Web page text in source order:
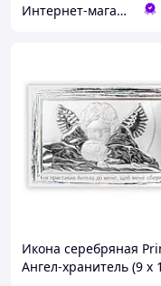
Интернет-магазин "Святой Николай"
Икона серебряная
Ангел-хранитель (9 x